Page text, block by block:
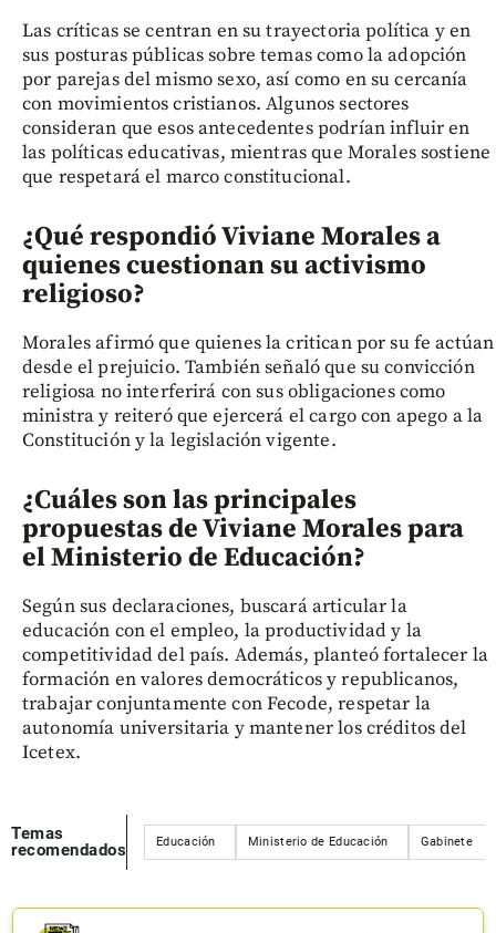
Las críticas se centran en su trayectoria política y en
sus posturas públicas sobre temas como la adopción
por parejas del mismo sexo, así como en su cercanía
con movimientos cristianos. Algunos sectores
consideran que esos antecedentes podrían influir en
las políticas educativas, mientras que Morales sostiene
que respetará el marco constitucional.
¿Qué respondió Viviane Morales a
quienes cuestionan su activismo
religioso?
Morales afirmó que quienes la critican por su fe actúan
desde el prejuicio. También señaló que su convicción
religiosa no interferirá con sus obligaciones como
ministra y reiteró que ejercerá el cargo con apego a la
Constitución y la legislación vigente.
¿Cuáles son las principales
propuestas de Viviane Morales para
el Ministerio de Educación?
Según sus declaraciones, buscará articular la
educación con el empleo, la productividad y la
competitividad del país. Además, planteó fortalecer la
formación en valores democráticos y republicanos,
trabajar conjuntamente con Fecode, respetar la
autonomía universitaria y mantener los créditos del
Icetex.
Temas
recomendados
Educación Ministerio de Educación Gabinete